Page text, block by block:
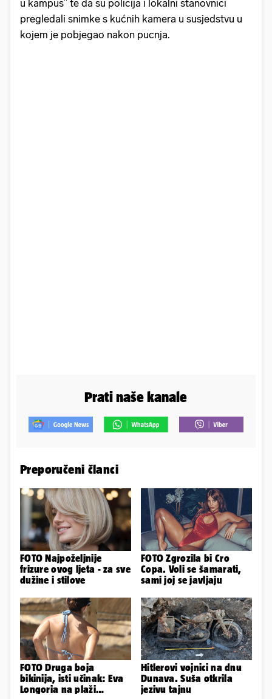
u kampus” te da su policija i lokalni stanovnici
pregledali snimke s kućnih kamera u susjedstvu u
kojem je pobjegao nakon pucnja.
Prati naše kanale
Preporučeni članci
FOTO Najpoželjnije
frizure ovog ljeta - za sve
dužine i stilove
FOTO Zgrozila bi Cro
Copa. Voli se šamarati,
sami joj se javljaju
FOTO Druga boja
bikinija, isti učinak: Eva
Longoria na plaži
Hitlerovi vojnici na dnu
Dunava. Suša otkrila
jezivu tajnu